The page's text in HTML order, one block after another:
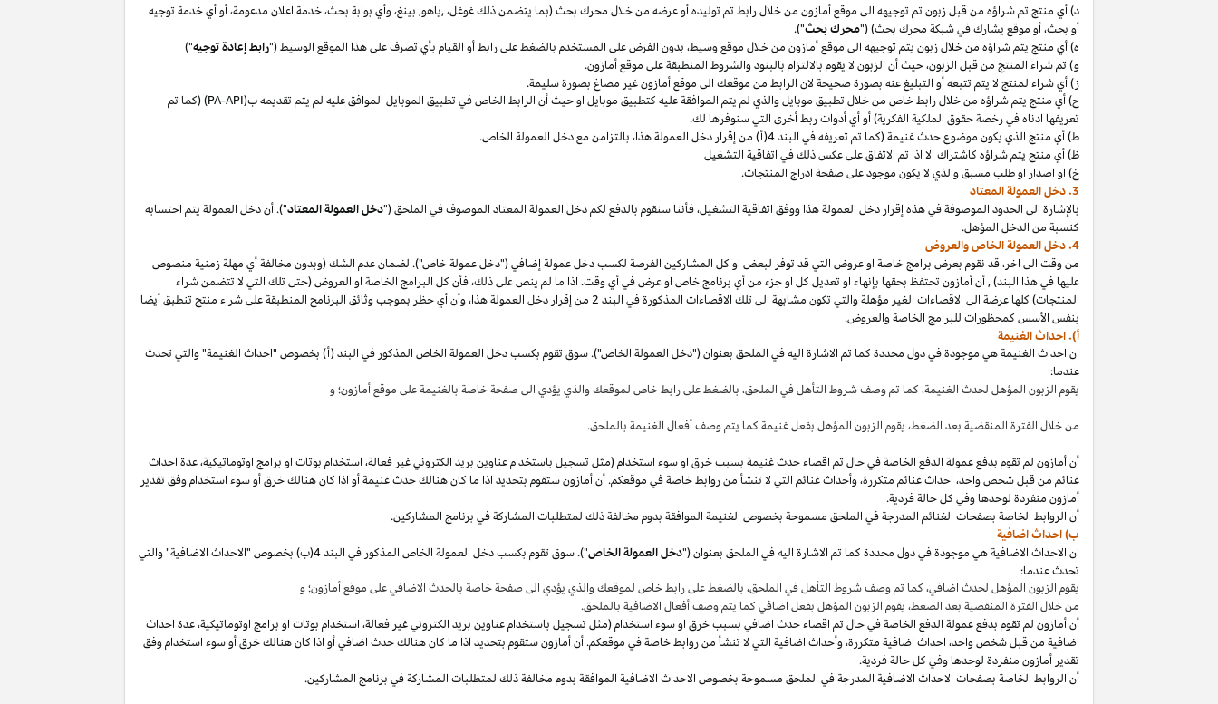
د) أي منتج تمشراؤه من قبل زبون تم توجيهه الى موقع أمازون من خلال رابط تم توليده أو عرضه من خلال محرك بحث (بما يتضمن ذلكغوغل،,ياهو, بينغ،وأي بوابة بحث،خدمة اعلان مدعومة،أوأي خدمة توجيه
أو بحث،أو موقع يشارك في شبكة محرك بحث) ("محرك بحث").
ه) أي منتج يتمشراؤه من خلال زبون يتم توجيهه الى موقع أمازون من خلال موقعوسيط، بدون الفرض على المستخدم بالضغط على رابط أو القيام بأي تصرف على هذا الموقع الوسيط ("رابط إعادة توجيه")
و) تم شراء المنتج من قبل الزبون،حيثأن الزبون لا يقوم بالالتزام بالبنودوالشروط المنطبقةعلى موقع أمازون.
ز) أي شراء لمنتج لا يتم تتبعه أو التبليغ عنه بصورة صحيحة لان الرابط من موقعك الى موقع أمازون غير مصاغ بصورة سليمة.
ح) أي منتج يتمشراؤه من خلال رابط خاص من خلال تطبيق موبايلوالذي لم يتم الموافقة عليه كتطبيق موبايل او حيثأن الرابط الخاص في تطبيق الموبايل الموافقعليه لم يتم تقديمه ب(PA-API) (كما تم
تعريفها ادناه في رخصة حقوق الملكية الفكرية) أو أي أدوات ربط أخرى التي سنوفرها لك.
ط) أي منتج الذي يكون موضوع حدث غنيمة (كما تم تعريفه في البند 4(أ) من إقرار دخل العمولة
هذا، بالتزامن مع دخل العمولة الخاص.
ظ) أي منتج يتمشراؤه كاشتراك الا اذا تم الاتفاق على عكس ذلك في اتفاقية التشغيل
خ) او اصدار او طلب مسبق والذي لا يكون موجود على صفحة ادراج المنتجات.
3. دخل العمولة المعتاد
بالإشارة الى الحدود الموصوفة في هذه إقرار دخل العمولة هذا ووفق اتفاقية التشغيل،فأننا سنقوم بالدفع لكم دخل العمولة المعتاد الموصوف في الملحق ("دخل العمولة المعتاد"). أن دخل العمولة يتم احتسابه
كنسبة من الدخل المؤهل.
4. دخل العمولة الخاص والعروض
من وقت الى اخر،قد نقوم بعرض برامج خاصة او عروض التي قد توفر لبعض او كل المشاركين الفرصة لكسب دخل عمولة إضافي ("دخل عمولة خاص"). لضمان عدم الشك (وبدون مخالفة أي مهلة زمنية منصوص
عليها في هذا البند)
,أن أمازون تحتفظ بحقها بإنهاء او تعديل كل او جزء من أي برنامج خاص او عرض في أي وقت. اذا ما لم ينص علىذلك،فأن كل البرامج الخاصة او العروض (حتى تلك التي لا تتضمن شراء
المنتجات) كلها عرضة الى الاقصاءات الغير مؤهلةوالتي تكون مشابهة الى تلك الاقصاءات المذكورة في البند 2 من إقرار دخل العمولةهذا،وأن أي حظر بموجب وثائق البرنامج المنطبقة على شراء منتج تنطبق أيضا
بنفس الأسس كمحظورات للبرامج الخاصة والعروض.
أ). احداث الغنيمة
ان احداث الغنيمة هي موجودة في دول محددة كما تم الاشارة اليه في الملحق بعنوان ("دخل العمولة الخاص"). سوق تقوم بكسب دخل العمولة الخاص المذكور في البند (أ) بخصوص "احداث الغنيمة" والتي تحدث
عندما:
يقوم الزبون المؤهل لحدث الغنيمة، كما تم وصف شروط التأهل في الملحق، بالضغط على رابط خاص لموقعك والذي يؤدي الى صفحة خاصة بالغنيمة على موقع أمازون؛ و
من خلال الفترة المنقضية بعد الضغط، يقوم الزبون المؤهل بفعل غنيمة كما يتم وصف أفعال الغنيمة بالملحق.
أن أمازون لم تقوم بدفع عمولة الدفع الخاصة في حال تم اقصاء حدث غنيمة بسبب خرق او سوء استخدام (مثل تسجيل باستخدام عناوين بريد الكتروني غير فعالة، استخدام بوتات او برامج اوتوماتيكية،عدة احداث
غنائم من قبل شخصواحد، احداث غنائم متكررة،وأحداث غنائم التي لا تنشأ من روابط خاصة في موقعكم. أن أمازون ستقوم بتحديد اذا ما كان هنالك حدث غنيمة أو اذا كان هنالك خرق أو سوء استخدام وفق تقدير
أمازون منفردة لوحدها وفي كل حالة فردية.
أن الروابط الخاصة بصفحات الغنائم المدرجة في الملحق مسموحة بخصوص الغنيمة الموافقة بدوم مخالفة ذلك لمتطلبات المشاركة في برنامج المشاركين.
ب) احداث اضافية
ان الاحداث الاضافية هي موجودة في دول محددة كما تم الاشارة اليه في الملحق بعنوان ("دخل العمولة الخاص
"). سوق تقوم بكسب دخل العمولة الخاص المذكور في البند 4(ب) بخصوص "الاحداث الاضافية" والتي
تحدث عندما:
يقوم الزبون المؤهل لحدث اضافي، كما تم وصف شروط التأهل في الملحق، بالضغط على رابط خاص لموقعك والذي يؤدي الى صفحة خاصة بالحدث الاضافي على موقع أمازون؛ و
من خلال الفترة المنقضية بعد الضغط، يقوم الزبون المؤهل بفعل اضافي كما يتم وصف أفعال الاضافية بالملحق.
أن أمازون لم تقوم بدفع عمولة الدفع الخاصة في حال تم اقصاء حدث اضافي بسبب خرق او سوء استخدام (مثل تسجيل باستخدام عناوين بريد الكتروني غيرفعالة، استخدام بوتات او برامج اوتوماتيكية،عدة احداث
اضافية من قبل شخصواحد، احداث اضافية متكررة،وأحداث اضافية التي لا تنشأ من روابط خاصة في موقعكم. أن أمازون ستقوم بتحديد اذا ما كان هنالك حدث اضافي أو اذا كان هنالك خرق أو سوء استخدام وفق
تقدير أمازون منفردة لوحدها وفي كل حالة فردية.
أن الروابط الخاصة بصفحات الاحداث الاضافية المدرجة في الملحق مسموحة بخصوص الاحداث الاضافية الموافقة بدوم مخالفة ذلك لمتطلبات المشاركة في برنامج المشاركين.